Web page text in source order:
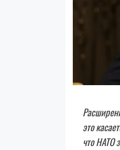
это
что